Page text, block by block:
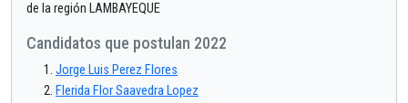
de la región LAMBAYEQUE
Candidatos que postulan 2022
Jorge Luis Perez Flores
Flerida Flor Saavedra Lopez